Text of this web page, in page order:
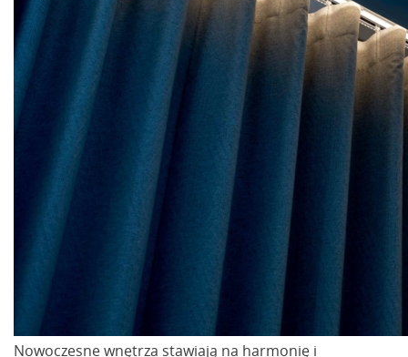
Nowoczesne wnętrza stawiają na harmonię i